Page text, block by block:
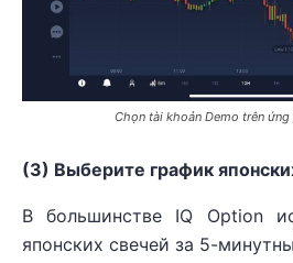
Chọn tài khoản Demo trên
(3) Выберите график
В большинстве IQ Option
японских свечей за 5-